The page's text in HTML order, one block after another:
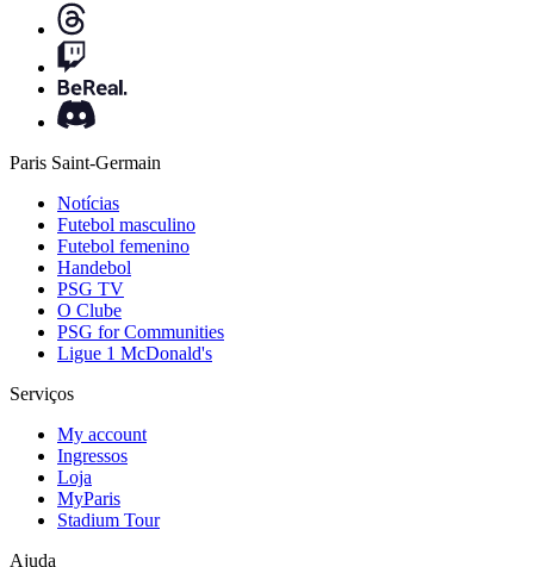
Paris Saint-Germain
Notícias
Futebol masculino
Futebol femenino
Handebol
PSG TV
O Clube
PSG for Communities
Ligue 1 McDonald's
Serviços
My account
Ingressos
Loja
MyParis
Stadium Tour
Ajuda